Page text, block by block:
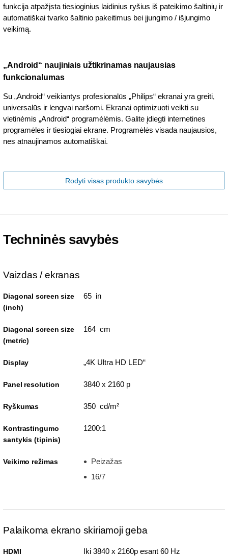
funkcija atpažįsta tiesioginius laidinius ryšius iš pateikimo šaltinių ir
automatiškai tvarko šaltinio pakeitimus bei įjungimo / išjungimo
veikimą.
„Android“ naujiniais užtikrinamas naujausias
funkcionalumas
Su „Android“ veikiantys profesionalūs „Philips“ ekranai yra greiti,
universalūs ir lengvai naršomi. Ekranai optimizuoti veikti su
vietinėmis „Android“ programėlėmis. Galite įdiegti internetines
programėles ir tiesiogiai ekrane. Programėlės visada naujausios,
nes atnaujinamos automatiškai.
Rodyti visas produkto savybės
Techninės savybės
Vaizdas / ekranas
Diagonal screen size
(inch)
65 in
Diagonal screen size
(metric)
164 cm
Display „4K Ultra HD LED“
Panel resolution 3840 x 2160 p
Ryškumas 350 cd/m²
Kontrastingumo
santykis (tipinis)
1200:1
Veikimo režimas
Peizažas
16/7
Palaikoma ekrano skiriamoji geba
HDMI Iki 3840 x 2160p esant 60 Hz